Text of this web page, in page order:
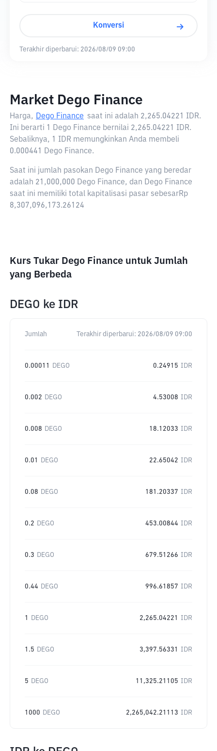
Konversi
Terakhir diperbarui: 2026/08/09 09:00
Market Dego Finance
Harga, Dego Finance saat ini adalah 2,265.04221 IDR.
Ini berarti 1 Dego Finance bernilai 2,265.04221 IDR.
Sebaliknya, 1 IDR memungkinkan Anda membeli
0.000441 Dego Finance.
Saat ini jumlah pasokan Dego Finance yang beredar
adalah 21,000,000 Dego Finance, dan Dego Finance
saat ini memiliki total kapitalisasi pasar sebesarRp
8,307,096,173.26124
Kurs Tukar Dego Finance untuk Jumlah
yang Berbeda
DEGO ke IDR
Jumlah Terakhir diperbarui: 2026/08/09 09:00
0.00011 DEGO 0.24915 IDR
0.002 DEGO 4.53008 IDR
0.008 DEGO 18.12033 IDR
0.01 DEGO 22.65042 IDR
0.08 DEGO 181.20337 IDR
0.2 DEGO 453.00844 IDR
0.3 DEGO 679.51266 IDR
0.44 DEGO 996.61857 IDR
1 DEGO 2,265.04221 IDR
1.5 DEGO 3,397.56331 IDR
5 DEGO 11,325.21105 IDR
1000 DEGO 2,265,042.21113 IDR